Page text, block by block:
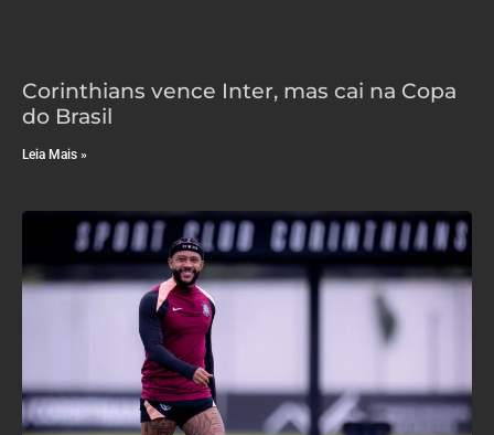
Corinthians vence Inter, mas cai na Copa
do Brasil
Leia Mais »